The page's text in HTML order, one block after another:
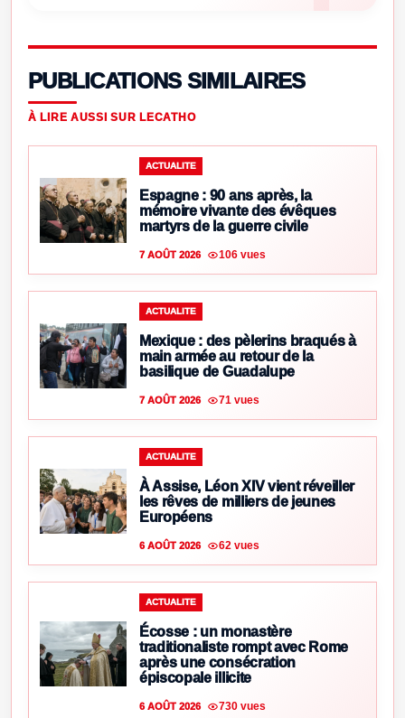
PUBLICATIONS SIMILAIRES
À LIRE AUSSI SUR LECATHO
ACTUALITE
Espagne : 90 ans après, la
mémoire vivante des évêques
martyrs de la guerre civile
7 AOÛT 2026 106 vues
ACTUALITE
Mexique : des pèlerins braqués à
main armée au retour de la
basilique de Guadalupe
7 AOÛT 2026 71 vues
ACTUALITE
À Assise, Léon XIV vient réveiller
les rêves de milliers de jeunes
Européens
6 AOÛT 2026 62 vues
ACTUALITE
Écosse : un monastère
traditionaliste rompt avec Rome
après une consécration
épiscopale illicite
6 AOÛT 2026 730 vues